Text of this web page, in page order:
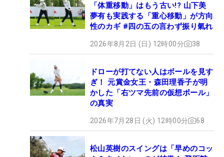
「体重移動」はもう古い!? 山下美
夢有も実践する「重心移動」が方向
性のカギ #四の五の言わず振り氣れ
2026年8月2日 (日) 12時00分 38
ドローが打てない人はボールを見す
ぎ！ 元賞金女王・森田理香子が明
かした「右ツマ先前の仮想ボール」
の真実
2026年7月28日 (火) 12時00分 68
松山英樹のスイングは「早めのコッ